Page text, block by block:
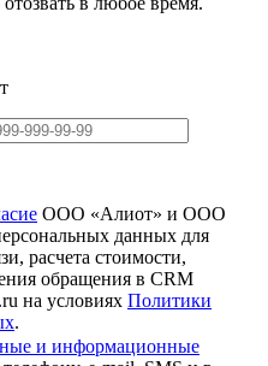
ООО «Алиот» и ООО
данных для
расчета стоимости,
обращения в CRM
на условиях Политики
.
и информационные